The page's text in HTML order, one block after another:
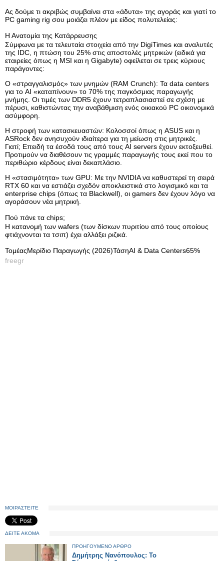
Ας δούμε τι ακριβώς συμβαίνει στα «άδυτα» της αγοράς και γιατί το
PC gaming rig σου μοιάζει πλέον με είδος πολυτελείας:
Η Ανατομία της Κατάρρευσης
Σύμφωνα με τα τελευταία στοιχεία από την DigiTimes και αναλυτές
της IDC, η πτώση του 25% στις αποστολές μητρικών (ειδικά για
εταιρείες όπως η MSI και η Gigabyte) οφείλεται σε τρεις κύριους
παράγοντες:
Ο «στραγγαλισμός» των μνημών (RAM Crunch): Τα data centers
για το AI «καταπίνουν» το 70% της παγκόσμιας παραγωγής
μνήμης. Οι τιμές των DDR5 έχουν τετραπλασιαστεί σε σχέση με
πέρυσι, καθιστώντας την αναβάθμιση ενός οικιακού PC οικονομικά
ασύμφορη.
Η στροφή των κατασκευαστών: Κολοσσοί όπως η ASUS και η
ASRock δεν ανησυχούν ιδιαίτερα για τη μείωση στις μητρικές.
Γιατί; Επειδή τα έσοδά τους από τους AI servers έχουν εκτοξευθεί.
Προτιμούν να διαθέσουν τις γραμμές παραγωγής τους εκεί που το
περιθώριο κέρδους είναι δεκαπλάσιο.
Η «στασιμότητα» των GPU: Με την NVIDIA να καθυστερεί τη σειρά
RTX 60 και να εστιάζει σχεδόν αποκλειστικά στο λογισμικό και τα
enterprise chips (όπως τα Blackwell), οι gamers δεν έχουν λόγο να
αγοράσουν νέα μητρική.
Πού πάνε τα chips;
Η κατανομή των wafers (των δίσκων πυριτίου από τους οποίους
φτιάχνονται τα τσιπ) έχει αλλάξει ριζικά.
ΤομέαςΜερίδιο Παραγωγής (2026)ΤάσηAI & Data Centers65%
freegr
ΜΟΙΡΑΣΤΕΙΤΕ
ΔΕΙΤΕ ΑΚΟΜΑ
ΠΡΟΗΓΟΥΜΕΝΟ ΑΡΘΡΟ
Δημήτρης Νανόπουλος: Το